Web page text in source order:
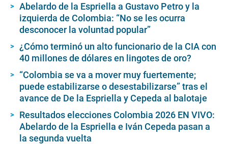
Abelardo de la Espriella a Gustavo Petro y la
izquierda de Colombia: “No se les ocurra
desconocer la voluntad popular”
¿Cómo terminó un alto funcionario de la CIA con
40 millones de dólares en lingotes de oro?
“Colombia se va a mover muy fuertemente;
puede estabilizarse o desestabilizarse” tras el
avance de De la Espriella y Cepeda al balotaje
Resultados elecciones Colombia 2026 EN VIVO:
Abelardo de la Espriella e Iván Cepeda pasan a
la segunda vuelta